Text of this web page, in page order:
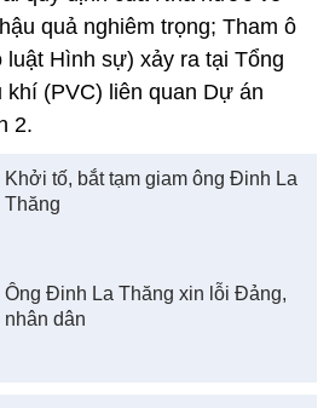
quả nghiêm trọng; Tham ô
luật Hình sự) xảy ra tại Tổng
khí (PVC) liên quan Dự án
2.
Khởi tố, bắt tạm giam ông Đinh La
Thăng
Ông Đinh La Thăng xin lỗi Đảng,
nhân dân